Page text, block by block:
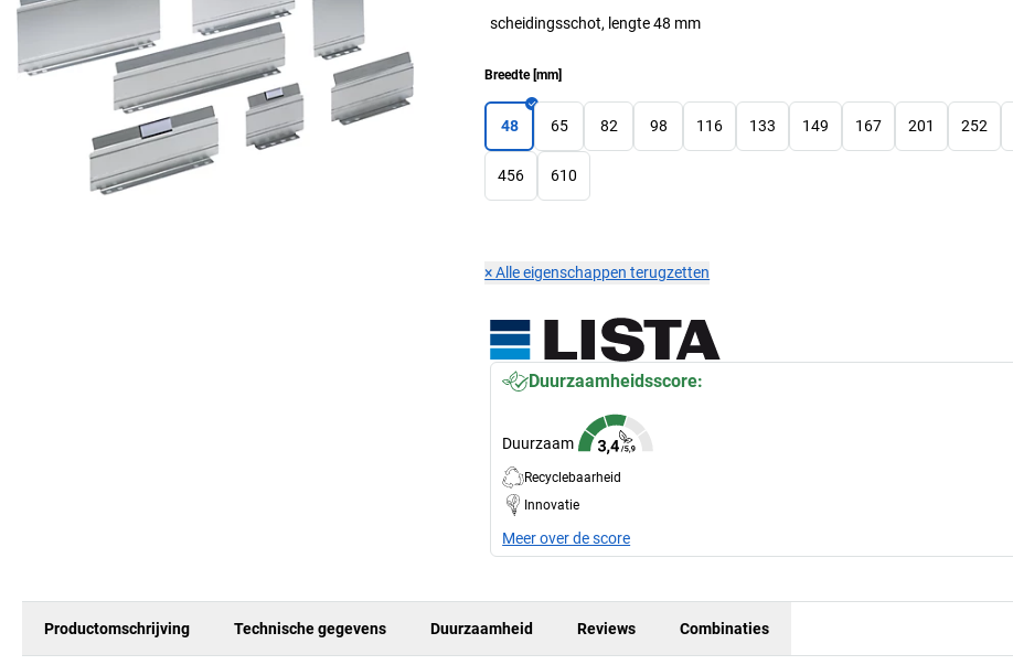
scheidingsschot, lengte 48 mm
Breedte[mm]
48 65 82 98 116 133 149 167 201 252
456 610
×Alle eigenschappen terugzetten
Duurzaamheidsscore:
Duurzaam
Recyclebaarheid
Innovatie
Meer over de score
Productomschrijving Technische gegevens Duurzaamheid Reviews Combinaties